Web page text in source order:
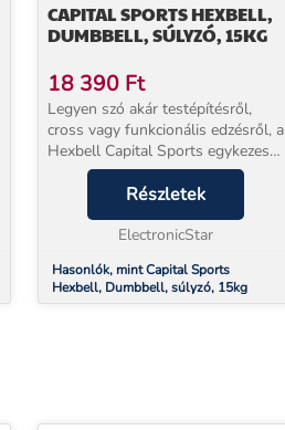
CAPITAL SPORTS HEXBELL,
DUMBBELL, SÚLYZÓ, 15KG
18 390 Ft
Legyen szó akár testépítésről,
cross vagy funkcionális edzésről, a
Hexbell Capital Sports egykezes
súlyzókkal mindig megtalálja a
megfelelő súlyt.A robusztus
kemény gumi burkolat
kiegyensúlyozott vasm...
Részletek
ElectronicStar
Hasonlók, mint Capital Sports
Hexbell, Dumbbell, súlyzó, 15kg